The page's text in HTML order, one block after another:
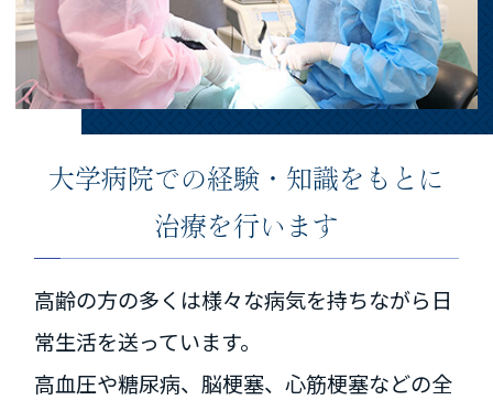
大学病院での経験・知識をもとに
治療を行います
高齢の方の多くは様々な病気を持ちながら日
常生活を送っています。
高血圧や糖尿病、脳梗塞、心筋梗塞などの全